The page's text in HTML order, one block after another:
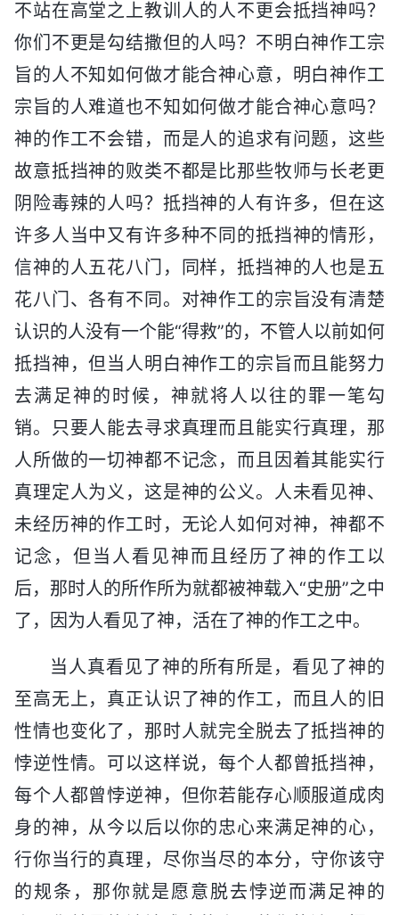
不站在高堂之上教训人的人不更会抵挡神吗？
你们不更是勾结撒但的人吗？不明白神作工宗
旨的人不知如何做才能合神心意，明白神作工
宗旨的人难道也不知如何做才能合神心意吗？
神的作工不会错，而是人的追求有问题，这些
故意抵挡神的败类不都是比那些牧师与长老更
阴险毒辣的人吗？抵挡神的人有许多，但在这
许多人当中又有许多种不同的抵挡神的情形，
信神的人五花八门，同样，抵挡神的人也是五
花八门、各有不同。对神作工的宗旨没有清楚
认识的人没有一个能“得救”的，不管人以前如何
抵挡神，但当人明白神作工的宗旨而且能努力
去满足神的时候，神就将人以往的罪一笔勾
销。只要人能去寻求真理而且能实行真理，那
人所做的一切神都不记念，而且因着其能实行
真理定人为义，这是神的公义。人未看见神、
未经历神的作工时，无论人如何对神，神都不
记念，但当人看见神而且经历了神的作工以
后，那时人的所作所为就都被神载入“史册”之中
了，因为人看见了神，活在了神的作工之中。
当人真看见了神的所有所是，看见了神的
至高无上，真正认识了神的作工，而且人的旧
性情也变化了，那时人就完全脱去了抵挡神的
悖逆性情。可以这样说，每个人都曾抵挡神，
每个人都曾悖逆神，但你若能存心顺服道成肉
身的神，从今以后以你的忠心来满足神的心，
行你当行的真理，尽你当尽的本分，守你该守
的规条，那你就是愿意脱去悖逆而满足神的